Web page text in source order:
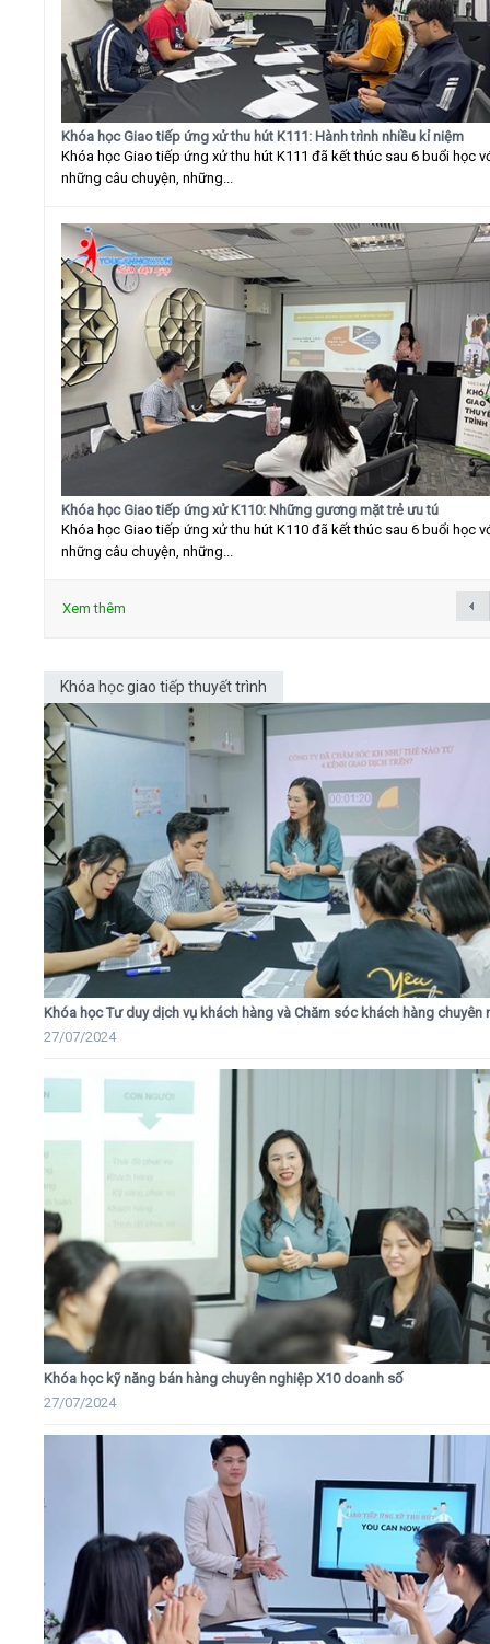
Khóa học Giao tiếp ứng xử thu hút K111: Hành trình nhiều kỉ niệm
Khóa học Giao tiếp ứng xử thu hút K111 đã kết thúc sau 6 buổi học
những câu chuyện, những...
Khóa học Giao tiếp ứng xử K110: Những gương mặt trẻ ưu tú
Khóa học Giao tiếp ứng xử thu hút K110 đã kết thúc sau 6 buổi học
những câu chuyện, những...
Xem thêm
Khóa học giao tiếp thuyết trình
Khóa học Tư duy dịch vụ khách hàng và Chăm sóc khách hàng chuyên
27/07/2024
Khóa học kỹ năng bán hàng chuyên nghiệp X10 doanh số
27/07/2024